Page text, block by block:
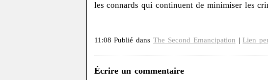
les connards qui continuent de minimiser les
11:08 Publié dansThe Second Emancipation |Lien
Écrire un commentaire